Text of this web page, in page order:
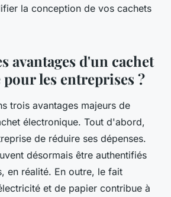
la conception de vos cachets
avantages d'un cachet
les entreprises ?
trois avantages majeurs de
électronique. Tout d'abord,
de réduire ses dépenses.
désormais être authentifiés
en réalité. En outre, le fait
et de papier contribue à